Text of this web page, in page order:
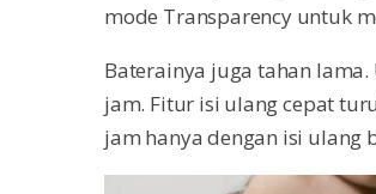
mode Transparency untuk
Baterainya juga tahan
jam. Fitur isi ulang cepat
jam hanya dengan isi ulang